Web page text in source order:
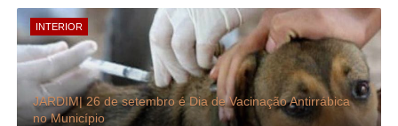
INTERIOR
JARDIM| 26 de setembro é Dia de Vacinação Antirrábica
no Município